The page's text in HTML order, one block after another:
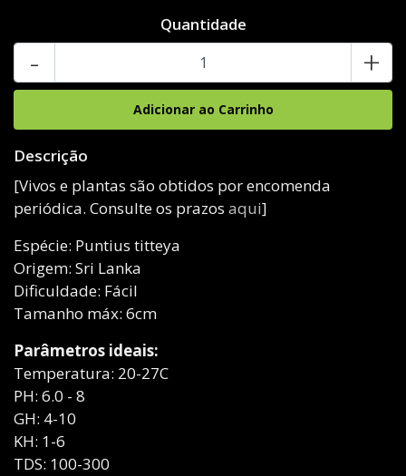
Quantidade
- +
Descrição
[Vivos e plantas são obtidos por encomenda
periódica. Consulte os prazos aqui]
Espécie: Puntius titteya
Origem: Sri Lanka
Dificuldade: Fácil
Tamanho máx: 6cm
Parâmetros ideais:
Temperatura: 20-27C
PH: 6.0 - 8
GH: 4-10
KH: 1-6
TDS: 100-300